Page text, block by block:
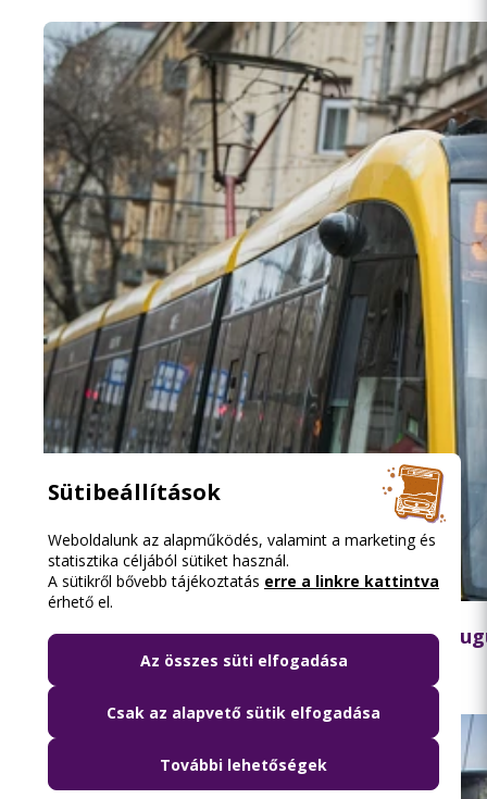
2026.08.07. 12:11
Pótlóbusz jár az 51A villamos helyett két
Sütibeállítások
Weboldalunk az alapműködés, valamint a marketing és
statisztika céljából sütiket használ.
A sütikről bővebb tájékoztatás erre a linkre kattintva
érhető el.
Az összes süti elfogadása
Csak az alapvető sütik elfogadása
További lehetőségek